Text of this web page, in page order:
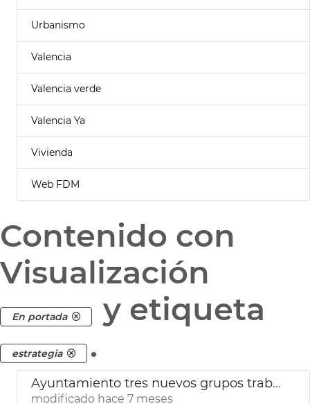
Urbanismo
Valencia
Valencia verde
Valencia Ya
Vivienda
Web FDM
Contenido con
Visualización
En portada y etiqueta
estrategia .
Ayuntamiento tres nuevos grupos trabajo València Music City
modificado hace 7 meses